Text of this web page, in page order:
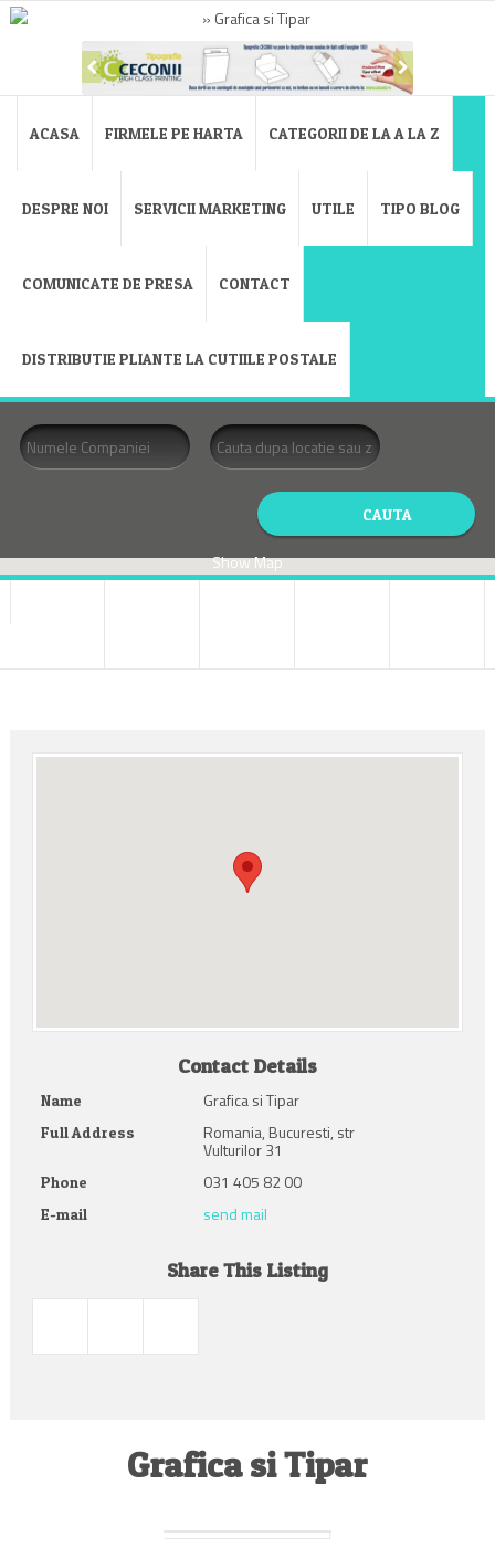
ACASA FIRMELE PE HARTA CATEGORII DE LA A LA Z
DESPRE NOI SERVICII MARKETING UTILE TIPO BLOG
COMUNICATE DE PRESA CONTACT
DISTRIBUTIE PLIANTE LA CUTIILE POSTALE
Show Map
Contact Details
Name Grafica si Tipar
Full Address Romania, Bucuresti, str
Vulturilor 31
Phone 031 405 82 00
E-mail send mail
Share This Listing
Grafica si Tipar